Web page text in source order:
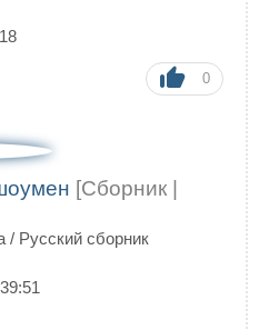
0
[Сборник |
/ Русский сборник